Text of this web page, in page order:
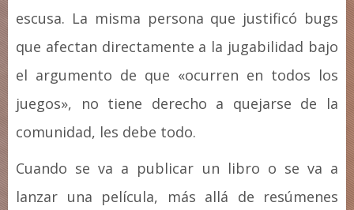
escusa. La misma persona que justificó bugs
que afectan directamente a la jugabilidad bajo
el argumento de que «ocurren en todos los
juegos», no tiene derecho a quejarse de la
comunidad, les debe todo.
Cuando se va a publicar un libro o se va a
lanzar una película, más allá de resúmenes